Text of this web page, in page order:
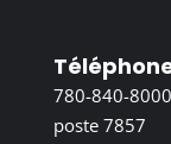
780-840-8000
poste 7857